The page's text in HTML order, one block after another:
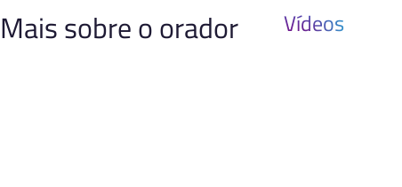
Mais sobre o orador Vídeos